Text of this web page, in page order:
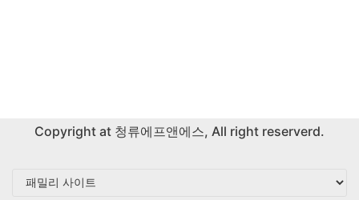
Copyright at 청류에프앤에스, All right reserverd.